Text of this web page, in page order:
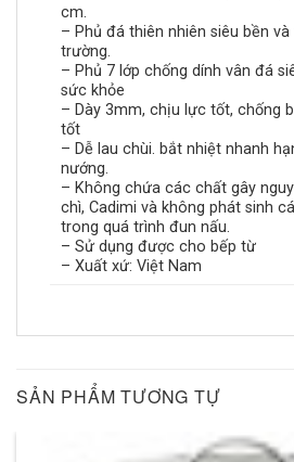
cm.
– Phủ đá thiên nhiên siêu bền
trường.
– Phủ 7 lớp chống dính vân đá
sức khỏe
– Dày 3mm, chịu lực tốt, chống
tốt
– Dễ lau chùi. bắt nhiệt nhanh
nướng.
– Không chứa các chất gây
chì, Cadimi và không phát sinh
trong quá trình đun nấu.
– Sử dụng được cho bếp từ
– Xuất xứ: Việt Nam
SẢN PHẨM TƯƠNG TỰ